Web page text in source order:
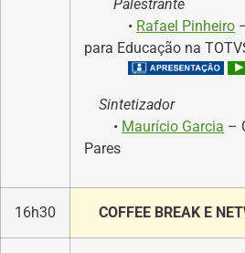
Palestrante
• Rafael Pinheiro
para Educação na
Sintetizador
• Maurício Garcia –
Pares
16h30 COFFEE BREAK E